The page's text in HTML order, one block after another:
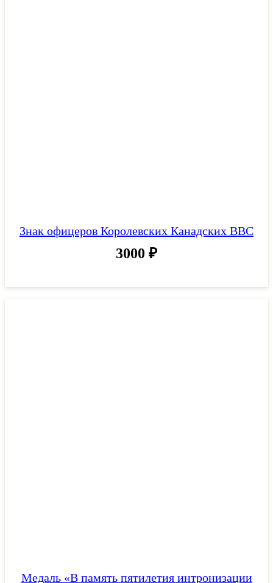
Знак офицеров Королевских Канадских ВВС
3000 ₽
Медаль «В память пятилетия интронизации